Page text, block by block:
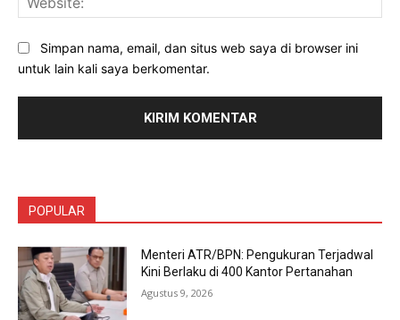
Simpan nama, email, dan situs web saya di browser ini
untuk lain kali saya berkomentar.
POPULAR
Menteri ATR/BPN: Pengukuran Terjadwal
Kini Berlaku di 400 Kantor Pertanahan
Agustus 9, 2026